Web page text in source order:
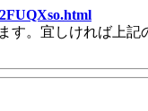
す。宜しければ上